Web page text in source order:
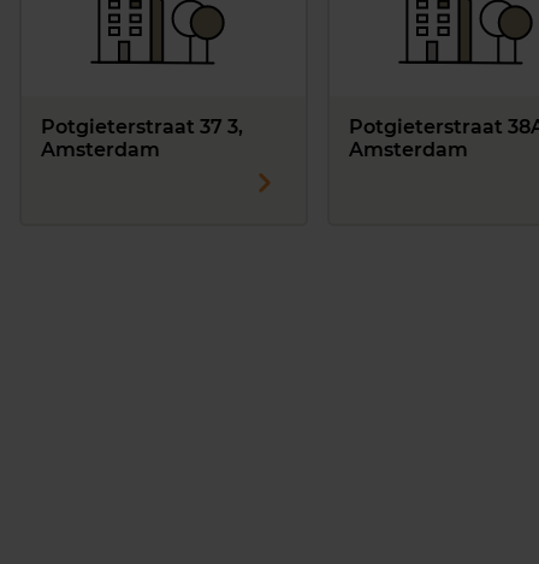
Potgieterstraat 37 3,
Amsterdam
Potgieterstraat
Amsterdam